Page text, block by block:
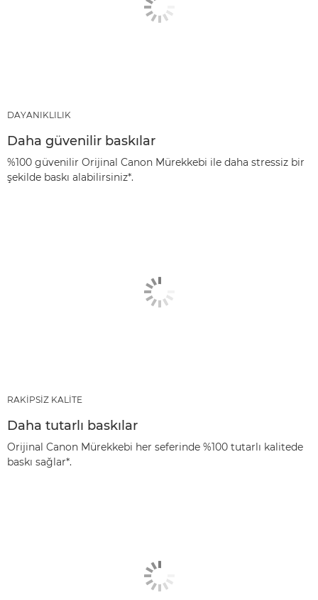
DAYANIKLILIK
Daha güvenilir baskılar
%100 güvenilir Orijinal Canon Mürekkebi ile daha stressiz bir
şekilde baskı alabilirsiniz*.
RAKİPSİZ KALİTE
Daha tutarlı baskılar
Orijinal Canon Mürekkebi her seferinde %100 tutarlı kalitede
baskı sağlar*.